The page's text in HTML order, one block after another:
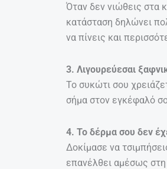
Όταν δεν νιώθεις στα
κατάσταση δηλώνει
να πίνεις και
3. Λιγουρεύεσαι
Το συκώτι σου
σήμα στον εγκέφαλό
4. Το δέρμα σου δεν
Δοκίμασε να
επανέλθει αμέσως στη